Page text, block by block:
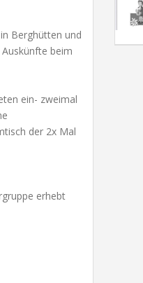
Berghütten und
beim
ein- zweimal
der 2x Mal
erhebt